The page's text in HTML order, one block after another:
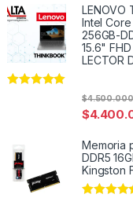
LENOVO
Intel Core
256GB-
15.6"
LECTOR
$
$4.500.000
Memoria
DDR5
Kingston